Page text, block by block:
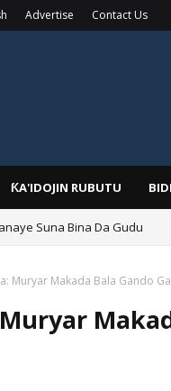
Advertise Contact Us
ƘA'IDOJIN RUBUTU
Bikina, Kafin A Daura Aure Sai
Muryar Makada Bala Gando